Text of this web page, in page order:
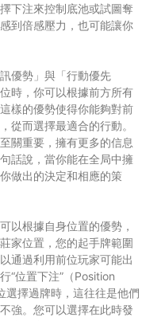
下注來控制底池或試圖奪
到倍感壓力，也可能讓你
優勢」與「行動優先
時，你可以根據前方所有
樣的優勢使得你能夠對前
從而選擇最適合的行動。
關重要，擁有更多的信息
話說，當你能在全局中擁
做出的決定和相應的策
以根據自身位置的優勢，
家位置，您的起手牌範圍
通過利用前位玩家可能出
“位置下注”（Position
選擇過牌時，這往往是他們
強。您可以選擇在此時發